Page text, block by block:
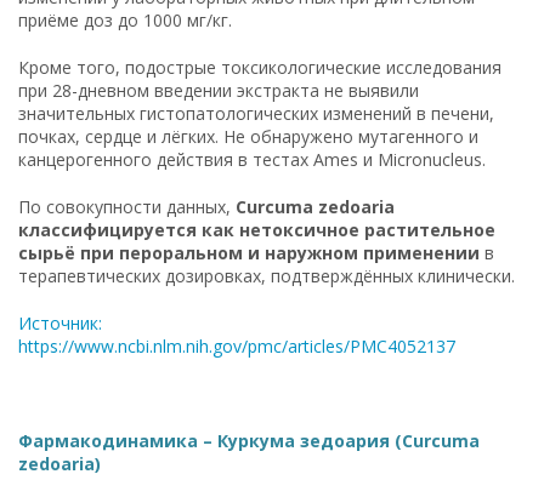
приёме доз до 1000 мг/кг.
Кроме того, подострые токсикологические исследования
при 28-дневном введении экстракта не выявили
значительных гистопатологических изменений в печени,
почках, сердце и лёгких. Не обнаружено мутагенного и
канцерогенного действия в тестах Ames и Micronucleus.
По совокупности данных, Curcuma zedoaria
классифицируется как нетоксичное растительное
сырьё при пероральном и наружном применении в
терапевтических дозировках, подтверждённых клинически.
Источник:
https://www.ncbi.nlm.nih.gov/pmc/articles/PMC4052137
Фармакодинамика – Куркума зедоария (Curcuma
zedoaria)